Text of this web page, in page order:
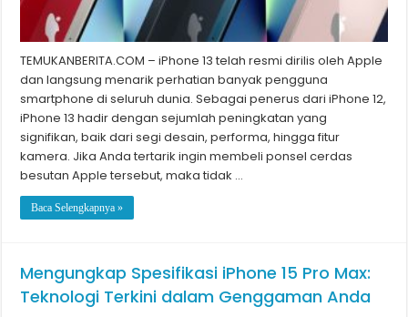
TEMUKANBERITA.COM – iPhone 13 telah resmi dirilis oleh Apple
dan langsung menarik perhatian banyak pengguna
smartphone di seluruh dunia. Sebagai penerus dari iPhone 12,
iPhone 13 hadir dengan sejumlah peningkatan yang
signifikan, baik dari segi desain, performa, hingga fitur
kamera. Jika Anda tertarik ingin membeli ponsel cerdas
besutan Apple tersebut, maka tidak …
Baca Selengkapnya »
Mengungkap Spesifikasi iPhone 15 Pro Max:
Teknologi Terkini dalam Genggaman Anda